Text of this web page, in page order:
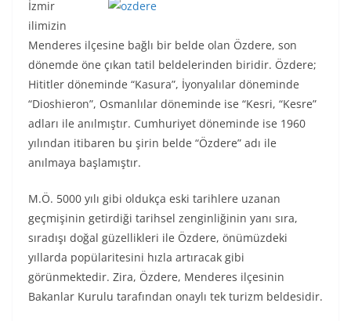
İzmir
ilimizin
Menderes ilçesine bağlı bir belde olan Özdere, son
dönemde öne çıkan tatil beldelerinden biridir. Özdere;
Hititler döneminde “Kasura”, İyonyalılar döneminde
“Dioshieron”, Osmanlılar döneminde ise “Kesri, “Kesre”
adları ile anılmıştır. Cumhuriyet döneminde ise 1960
yılından itibaren bu şirin belde “Özdere” adı ile
anılmaya başlamıştır.
M.Ö. 5000 yılı gibi oldukça eski tarihlere uzanan
geçmişinin getirdiği tarihsel zenginliğinin yanı sıra,
sıradışı doğal güzellikleri ile Özdere, önümüzdeki
yıllarda popülaritesini hızla artıracak gibi
görünmektedir. Zira, Özdere, Menderes ilçesinin
Bakanlar Kurulu tarafından onaylı tek turizm beldesidir.